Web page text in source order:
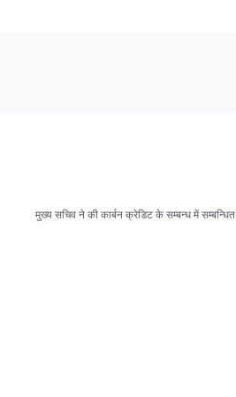
मुख्य सचिव ने की कार्बन क्रेडिट के सम्बन्ध में